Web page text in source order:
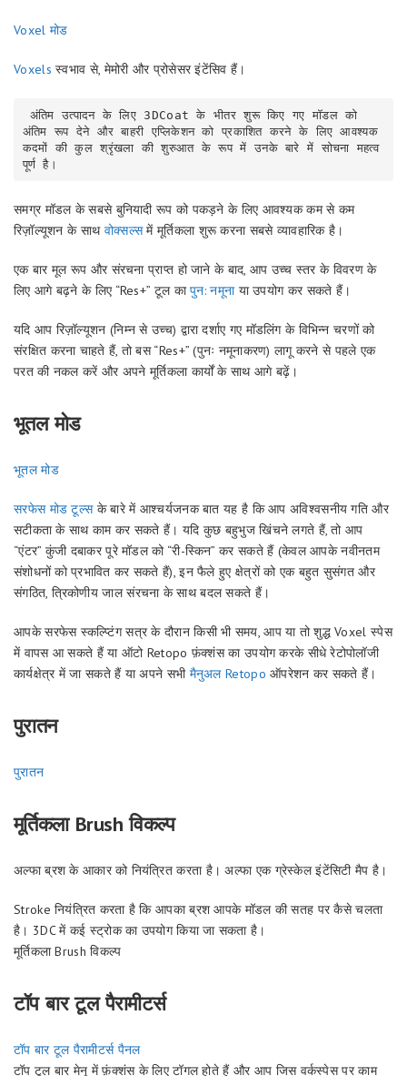
Voxel मोड
Voxels स्वभाव से, मेमोरी और प्रोसेसर इंटेंसिव हैं।
अंतिम रूप देने और बाहरी एप्लिकेशन को प्रकाशित करने के लिए आवश्यक
कदमों की कुल श्रृंखला की शुरुआत के रूप में उनके बारे में सोचना महत्व
पूर्ण है।
समग्र मॉडल के सबसे बुनियादी रूप को पकड़ने के लिए आवश्यक कम से कम
रिज़ॉल्यूशन के साथ वोक्सल्समें मूर्तिकला शुरू करना सबसे व्यावहारिक है।
एक बार मूल रूप और संरचना प्राप्त हो जाने के बाद, आप उच्च स्तर के विवरण के
लिए आगे बढ़ने के लिए “Res+” टूल कापुन: नमूनाया उपयोग कर सकते हैं।
यदि आप रिज़ॉल्यूशन (निम्न से उच्च) द्वारा दर्शाए गए मॉडलिंग के विभिन्न चरणों को
संरक्षित करना चाहते हैं, तो बस “Res+” (पुनः नमूनाकरण) लागू करने से पहले एक
परत की नकल करें और अपने मूर्तिकला कार्यों के साथ आगे बढ़ें।
भूतल मोड
भूतल मोड
सरफेस मोड टूल्सके बारे में आश्चर्यजनक बात यह है कि आप अविश्वसनीय गति और
सटीकता के साथ काम कर सकते हैं। यदि कुछ बहुभुज खिंचने लगते हैं, तो आप
“एंटर” कुंजी दबाकर पूरे मॉडल को “री-स्किन” कर सकते हैं (केवल आपके नवीनतम
संशोधनों को प्रभावित कर सकते हैं), इन फैले हुए क्षेत्रों को एक बहुत सुसंगत और
संगठित, त्रिकोणीय जाल संरचना के साथ बदल सकते हैं।
आपके सरफेस स्कल्प्टिंग सत्र के दौरान किसी भी समय, आप या तो शुद्ध Voxel स्पेस
में वापस आ सकते हैं या ऑटो Retopo फ़ंक्शंस का उपयोग करके सीधे रेटोपोलॉजी
कार्यक्षेत्र में जा सकते हैं या अपने सभी मैनुअल Retopo ऑपरेशन कर सकते हैं।
पुरातन
पुरातन
मूर्तिकला Brush विकल्प
अल्फा ब्रश के आकार को नियंत्रित करता है। अल्फा एक ग्रेस्केल इंटेंसिटी मैप है।
Stroke नियंत्रित करता है कि आपका ब्रश आपके मॉडल की सतह पर कैसे चलता
है। 3DC में कई स्ट्रोक का उपयोग किया जा सकता है।
मूर्तिकला Brush विकल्प
टॉप बार टूल पैरामीटर्स
टॉप बार टूल पैरामीटर्स पैनल
टॉप टूल बार मेनू में फ़ंक्शंस के लिए टॉगल होते हैं और आप जिस वर्कस्पेस पर काम